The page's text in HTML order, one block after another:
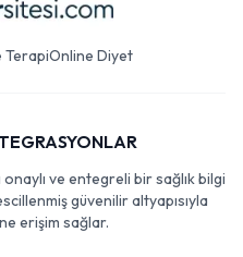
TerapiOnline Diyet
ve entegreli bir sağlık bilgi
güvenilir altyapısıyla
erişim sağlar.